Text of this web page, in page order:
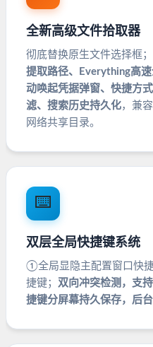
全新高级文件拾取器
彻底替换原生文件选择框
提取路径、Everything高
动唤起凭据弹窗、快捷方
滤、搜索历史持久化，兼
网络共享目录。
⌨️
双层全局快捷键系统
①全局显隐主配置窗口快
捷键； 双向冲突检测，支
捷键分屏幕持久保存，后